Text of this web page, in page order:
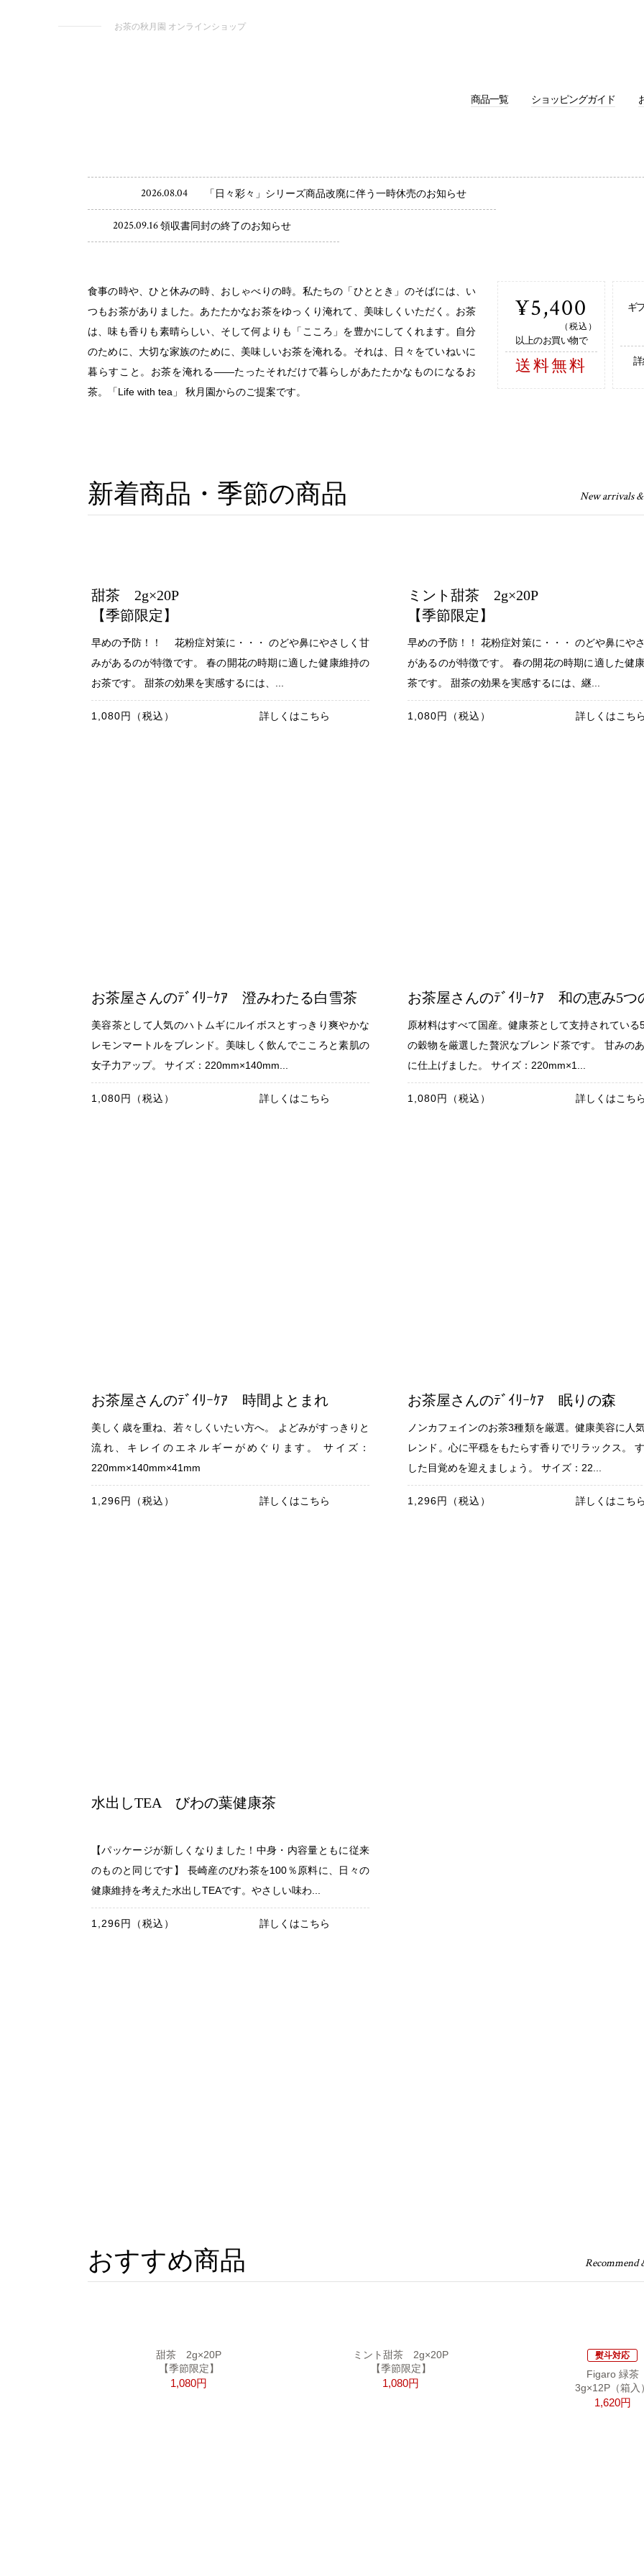
お茶の秋月園 オンラインショップ
商品一覧 ショッピングガイド
2026.08.04 「日々彩々」シリーズ商品改廃に伴う一時休売のお知らせ
2025.09.16 領収書同封の終了のお知らせ
食事の時や、ひと休みの時、おしゃべりの時。私たちの「ひととき」のそばには、い
つもお茶がありました。あたたかなお茶をゆっくり淹れて、美味しくいただく。お茶
は、味も香りも素晴らしい、そして何よりも「こころ」を豊かにしてくれます。自分
のために、大切な家族のために、美味しいお茶を淹れる。それは、日々をていねいに
暮らすこと。お茶を淹れる——たったそれだけで暮らしがあたたかなものになるお
茶。「Life with tea」 秋月園からのご提案です。
¥5,400
（税込）
以上のお買い物で
送料無料
ギ
新着商品・季節の商品 New arrivals &
甜茶 2g×20P
【季節限定】
早めの予防！！ 花粉症対策に・・・ のどや鼻にやさしく甘
みがあるのが特徴です。 春の開花の時期に適した健康維持の
お茶です。 甜茶の効果を実感するには、...
1,080円（税込） 詳しくはこちら
ミント甜茶 2g×20P
【季節限定】
早めの予防！！ 花粉症対策に・・・ のどや鼻にや
があるのが特徴です。 春の開花の時期に適した健
茶です。 甜茶の効果を実感するには、継...
1,080円（税込） 詳しくはこちら
お茶屋さんのﾃﾞｲﾘｰｹｱ 澄みわたる白雪茶
美容茶として人気のハトムギにルイボスとすっきり爽やかな
レモンマートルをブレンド。美味しく飲んでこころと素肌の
女子力アップ。 サイズ：220mm×140mm...
1,080円（税込） 詳しくはこちら
お茶屋さんのﾃﾞｲﾘｰｹｱ 和の恵み5つ
原材料はすべて国産。健康茶として支持されている
の穀物を厳選した贅沢なブレンド茶です。 甘みの
に仕上げました。 サイズ：220mm×1...
1,080円（税込） 詳しくはこちら
お茶屋さんのﾃﾞｲﾘｰｹｱ 時間よとまれ
美しく歳を重ね、若々しくいたい方へ。 よどみがすっきりと
流れ、キレイのエネルギーがめぐります。 サイズ：
220mm×140mm×41mm
1,296円（税込） 詳しくはこちら
お茶屋さんのﾃﾞｲﾘｰｹｱ 眠りの森
ノンカフェインのお茶3種類を厳選。健康美容に人
レンド。心に平穏をもたらす香りでリラックス。
した目覚めを迎えましょう。 サイズ：22...
1,296円（税込） 詳しくはこちら
水出しTEA びわの葉健康茶
【パッケージが新しくなりました！中身・内容量ともに従来
のものと同じです】 長崎産のびわ茶を100％原料に、日々の
健康維持を考えた水出しTEAです。やさしい味わ...
1,296円（税込） 詳しくはこちら
おすすめ商品 Recommend
甜茶 2g×20P
【季節限定】
1,080円
ミント甜茶 2g×20P
【季節限定】
1,080円
熨斗対応
Figaro 緑茶
3g×12P（箱入）
1,620円